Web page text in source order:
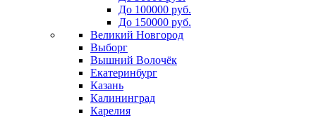
До 100000 руб.
До 150000 руб.
Великий Новгород
Выборг
Вышний Волочёк
Екатеринбург
Казань
Калининград
Карелия